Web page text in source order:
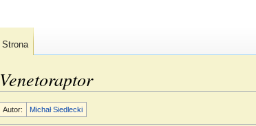
Venetoraptor
Autor: Michał Siedlecki
Strona